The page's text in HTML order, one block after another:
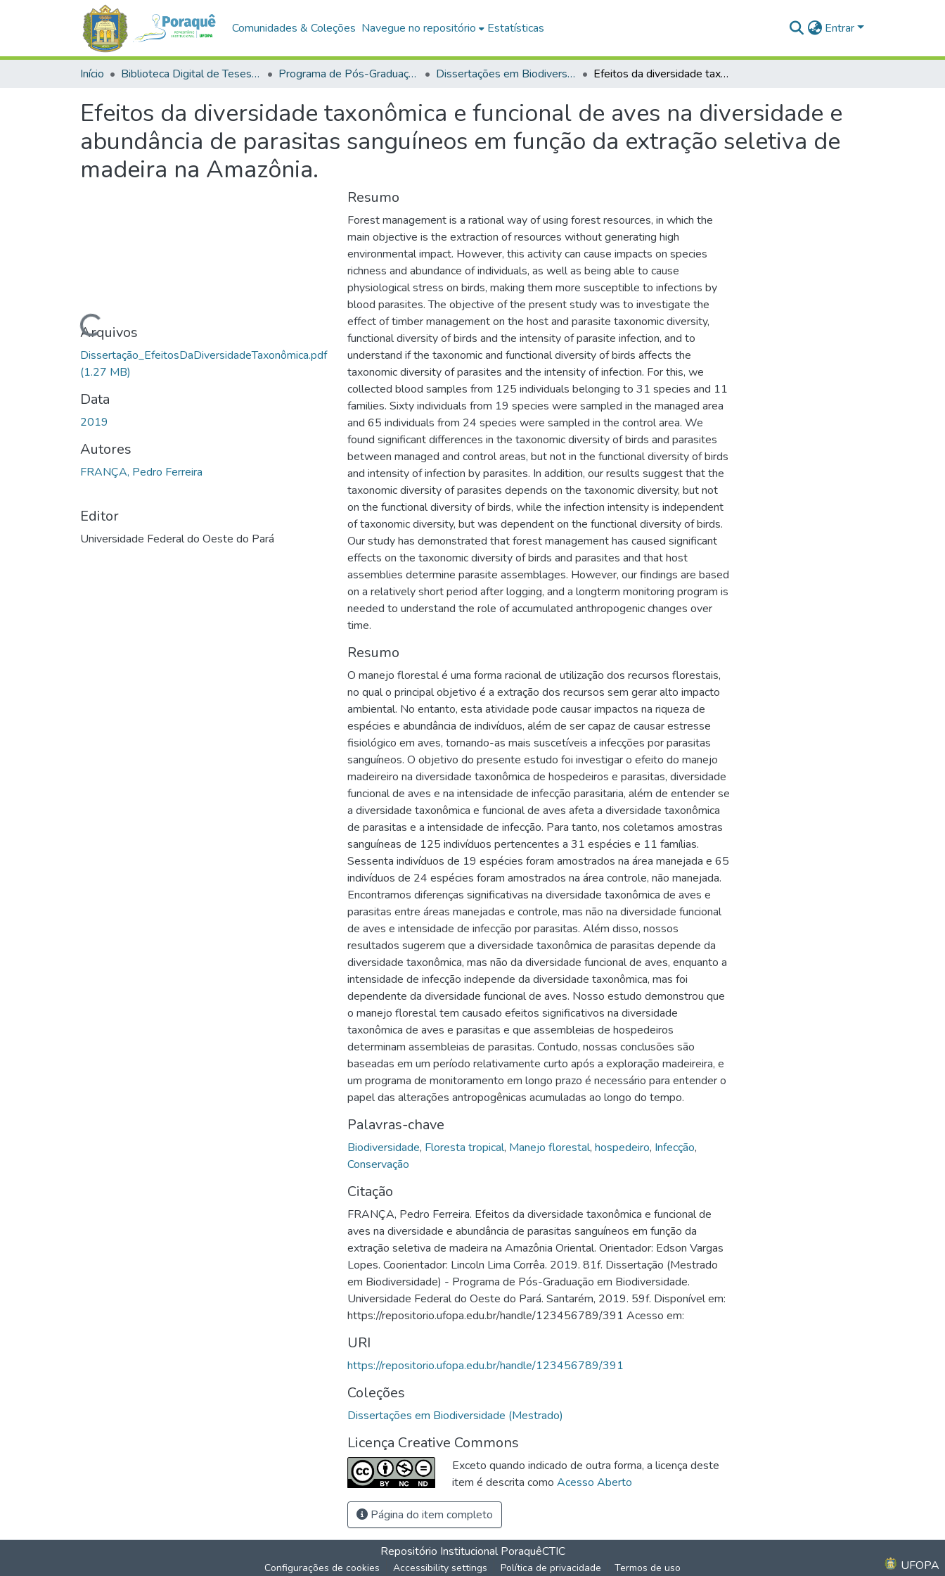
Comunidades & Coleções Navegue no repositório Estatísticas Entrar
Início Biblioteca Digital de Teses e Dissertações (BDTD) Programa de Pós-Graduação em Biodiversidade (PPGBEES) Dissertações em Biodiversidade (Mestrado) Efeitos da diversidade taxonômica e funcional de aves na diversidade e abundância de parasitas sanguíneos em função da extração seletiva de madeira na Amazônia.
Efeitos da diversidade taxonômica e funcional de aves na diversidade e
abundância de parasitas sanguíneos em função da extração seletiva de
madeira na Amazônia.
Carregando...Arquivos
Dissertação_EfeitosDaDiversidadeTaxonômica.pdf
(1.27 MB)
Data
2019
Autores
FRANÇA, Pedro Ferreira
Editor
Universidade Federal do Oeste do Pará
Resumo
Forest management is a rational way of using forest resources, in which the
main objective is the extraction of resources without generating high
environmental impact. However, this activity can cause impacts on species
richness and abundance of individuals, as well as being able to cause
physiological stress on birds, making them more susceptible to infections by
blood parasites. The objective of the present study was to investigate the
effect of timber management on the host and parasite taxonomic diversity,
functional diversity of birds and the intensity of parasite infection, and to
understand if the taxonomic and functional diversity of birds affects the
taxonomic diversity of parasites and the intensity of infection. For this, we
collected blood samples from 125 individuals belonging to 31 species and 11
families. Sixty individuals from 19 species were sampled in the managed area
and 65 individuals from 24 species were sampled in the control area. We
found significant differences in the taxonomic diversity of birds and parasites
between managed and control areas, but not in the functional diversity of birds
and intensity of infection by parasites. In addition, our results suggest that the
taxonomic diversity of parasites depends on the taxonomic diversity, but not
on the functional diversity of birds, while the infection intensity is independent
of taxonomic diversity, but was dependent on the functional diversity of birds.
Our study has demonstrated that forest management has caused significant
effects on the taxonomic diversity of birds and parasites and that host
assemblies determine parasite assemblages. However, our findings are based
on a relatively short period after logging, and a longterm monitoring program is
needed to understand the role of accumulated anthropogenic changes over
time.
Resumo
O manejo florestal é uma forma racional de utilização dos recursos florestais,
no qual o principal objetivo é a extração dos recursos sem gerar alto impacto
ambiental. No entanto, esta atividade pode causar impactos na riqueza de
espécies e abundância de indivíduos, além de ser capaz de causar estresse
fisiológico em aves, tornando-as mais suscetíveis a infecções por parasitas
sanguíneos. O objetivo do presente estudo foi investigar o efeito do manejo
madeireiro na diversidade taxonômica de hospedeiros e parasitas, diversidade
funcional de aves e na intensidade de infecção parasitaria, além de entender se
a diversidade taxonômica e funcional de aves afeta a diversidade taxonômica
de parasitas e a intensidade de infecção. Para tanto, nos coletamos amostras
sanguíneas de 125 indivíduos pertencentes a 31 espécies e 11 famílias.
Sessenta indivíduos de 19 espécies foram amostrados na área manejada e 65
indivíduos de 24 espécies foram amostrados na área controle, não manejada.
Encontramos diferenças significativas na diversidade taxonômica de aves e
parasitas entre áreas manejadas e controle, mas não na diversidade funcional
de aves e intensidade de infecção por parasitas. Além disso, nossos
resultados sugerem que a diversidade taxonômica de parasitas depende da
diversidade taxonômica, mas não da diversidade funcional de aves, enquanto a
intensidade de infecção independe da diversidade taxonômica, mas foi
dependente da diversidade funcional de aves. Nosso estudo demonstrou que
o manejo florestal tem causado efeitos significativos na diversidade
taxonômica de aves e parasitas e que assembleias de hospedeiros
determinam assembleias de parasitas. Contudo, nossas conclusões são
baseadas em um período relativamente curto após a exploração madeireira, e
um programa de monitoramento em longo prazo é necessário para entender o
papel das alterações antropogênicas acumuladas ao longo do tempo.
Palavras-chave
Biodiversidade, Floresta tropical, Manejo florestal, hospedeiro, Infecção,
Conservação
Citação
FRANÇA, Pedro Ferreira. Efeitos da diversidade taxonômica e funcional de
aves na diversidade e abundância de parasitas sanguíneos em função da
extração seletiva de madeira na Amazônia Oriental. Orientador: Edson Vargas
Lopes. Coorientador: Lincoln Lima Corrêa. 2019. 81f. Dissertação (Mestrado
em Biodiversidade) - Programa de Pós-Graduação em Biodiversidade.
Universidade Federal do Oeste do Pará. Santarém, 2019. 59f. Disponível em:
https://repositorio.ufopa.edu.br/handle/123456789/391 Acesso em:
URI
https://repositorio.ufopa.edu.br/handle/123456789/391
Coleções
Dissertações em Biodiversidade (Mestrado)
Licença Creative Commons
Exceto quando indicado de outra forma, a licença deste
item é descrita como Acesso Aberto
Página do item completo
Repositório Institucional PoraquêCTIC
Configurações de cookies Accessibility settings Política de privacidade Termos de uso UFOPA